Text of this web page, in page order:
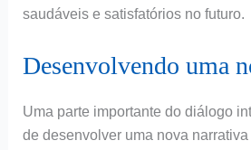
saudáveis e satisfatórios no futuro.
Desenvolvendo uma
Uma parte importante do diálogo
de desenvolver uma nova